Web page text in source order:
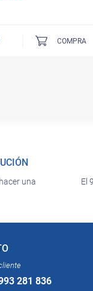
COMPRA
una
El
281 836